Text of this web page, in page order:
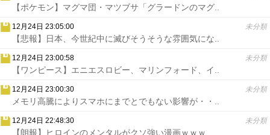
【ポケモン】マグマ団・マツブサ「グラードンのマグ..
12月24日 23:05:00 未分類
【悲報】日本、今世紀中に滅びそうそうな雰囲気にな..
12月24日 23:00:58 未分類
【ワンピース】エニエスロビー、マリンフォード、イ..
12月24日 23:00:30 未分類
メモリ高騰によりスマホにまでとでもない影響が・・..
12月24日 22:48:30 未分類
【朗報】ヒロインのメンタルがクソ強い漫画ｗｗｗ..